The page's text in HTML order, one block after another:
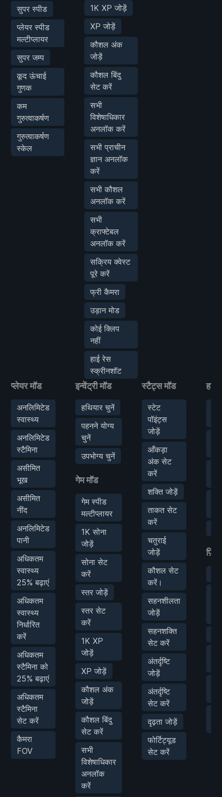
सुपर स्पीड
प्लेयर स्पीड
मल्टीप्लायर
सुपर जम्प
कूद ऊंचाई
गुणक
कम
गुरुत्वाकर्षण
गुरुत्वाकर्षण
स्केल
1K XP जोड़ें
XP जोड़ें
कौशल अंक
जोड़ें
कौशल बिंदु
सेट करें
सभी
विशेषाधिकार
अनलॉक करें
सभी प्राचीन
ज्ञान अनलॉक
करें
सभी कौशल
अनलॉक करें
सभी
क्राफ्टेबल
अनलॉक करें
सक्रिय क्वेस्ट
पूरे करें
फ्री कैमरा
उड़ान मोड
कोई क्लिप
नहीं
हाई रेस
स्क्रीनशॉट
प्लेयर मॉड
अनलिमिटेड
स्वास्थ्य
अनलिमिटेड
स्टैमिना
असीमित
भूख
असीमित
नींद
अनलिमिटेड
पानी
अधिकतम
स्वास्थ्य
25% बढ़ाएं
अधिकतम
स्वास्थ्य
निर्धारित
करें
अधिकतम
स्टैमिना को
25% बढ़ाएं
अधिकतम
स्टैमिना
सेट करें
कैमरा
FOV
इन्वेंट्री मॉड
हथियार चुनें
पहनने योग्य
चुनें
उपभोग्य चुनें
गेम मॉड
गेम स्पीड
मल्टीप्लायर
1K सोना
जोड़ें
सोना सेट
करें
स्तर जोड़ें
स्तर सेट
करें
1K XP
जोड़ें
XP जोड़ें
कौशल अंक
जोड़ें
कौशल बिंदु
सेट करें
सभी
विशेषाधिकार
अनलॉक
करें
स्टैट्स मॉड
स्टेट
पॉइंट्स
जोड़ें
आँकड़ा
अंक सेट
करें
शक्ति जोड़ें
ताकत सेट
करें
चतुराई
जोड़ें
कौशल सेट
करें।
सहनशीलता
जोड़ें
सहनशक्ति
सेट करें
अंतर्दृष्टि
जोड़ें
अंतर्दृष्टि
सेट करें
दृढ़ता जोड़ें
फोर्टिट्यूड
सेट करें